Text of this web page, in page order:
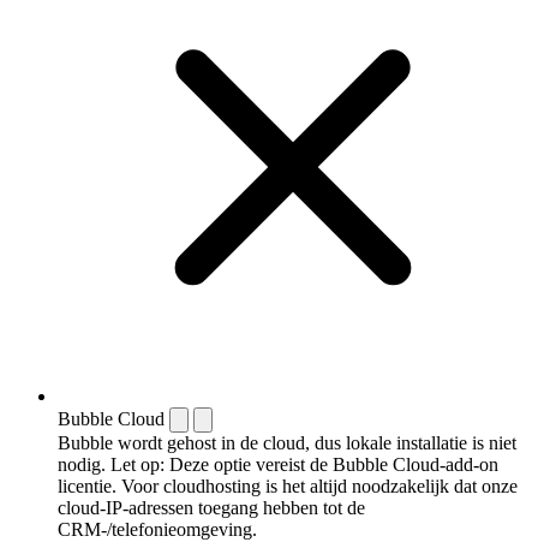
Bubble Cloud
Bubble wordt gehost in de cloud, dus lokale installatie is niet
nodig. Let op: Deze optie vereist de Bubble Cloud-add-on
licentie. Voor cloudhosting is het altijd noodzakelijk dat onze
cloud-IP-adressen toegang hebben tot de
CRM-/telefonieomgeving.